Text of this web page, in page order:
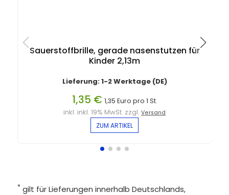
Sauerstoffbrille, gerade nasenstutzen für
Kinder 2,13m
Lieferung: 1-2 Werktage (DE)
1,35 € 1,35 Euro pro 1 St.
inkl. inkl. 19% MwSt. zzgl.Versand
ZUM ARTIKEL
* gilt für Lieferungen innerhalb Deutschlands,